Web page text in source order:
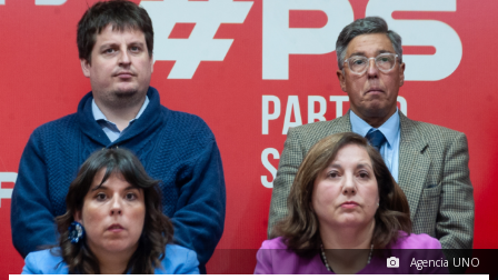
Agencia UNO